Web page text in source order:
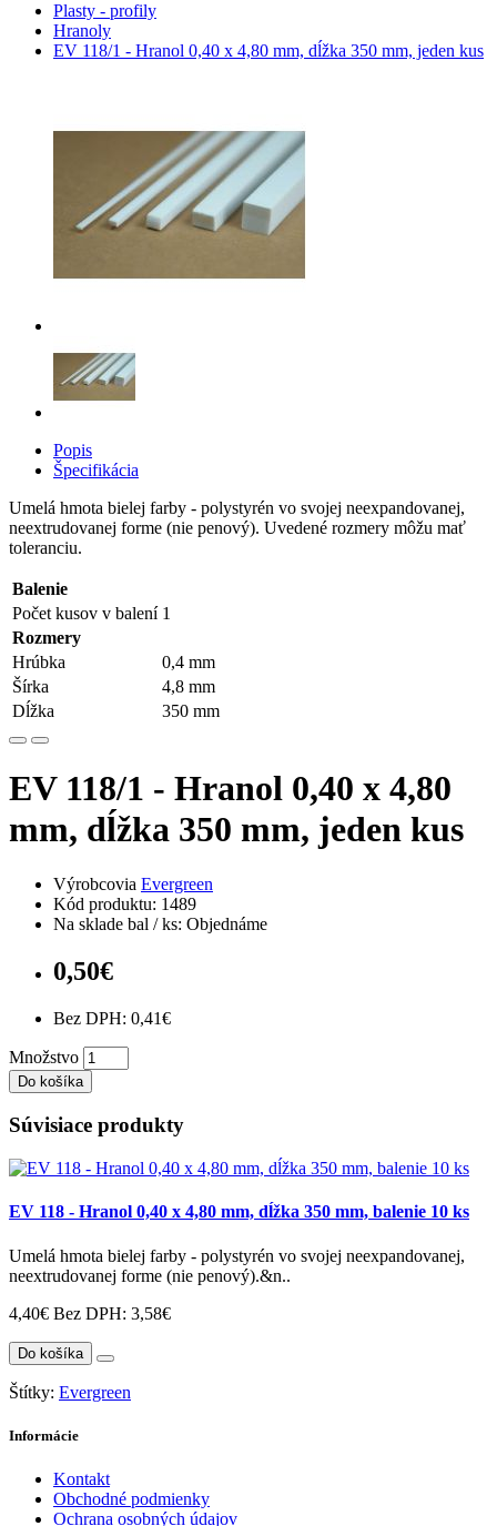
Plasty - profily
Hranoly
EV 118/1 - Hranol 0,40 x 4,80 mm, dĺžka 350 mm, jeden kus
Popis
Špecifikácia
Umelá hmota bielej farby - polystyrén vo svojej neexpandovanej,
neextrudovanej forme (nie penový). Uvedené rozmery môžu mať
toleranciu.
Balenie
Počet kusov v balení 1
Rozmery
Hrúbka
0,4 mm
Šírka
4,8 mm
Dĺžka
350 mm
EV 118/1 - Hranol 0,40 x 4,80
mm, dĺžka 350 mm, jeden kus
Výrobcovia Evergreen
Kód produktu: 1489
Na sklade bal / ks: Objednáme
0,50€
Bez DPH: 0,41€
Množstvo
Do košíka
Súvisiace produkty
EV 118 - Hranol 0,40 x 4,80 mm, dĺžka 350 mm, balenie 10 ks
Umelá hmota bielej farby - polystyrén vo svojej neexpandovanej,
neextrudovanej forme (nie penový).&n..
4,40€ Bez DPH: 3,58€
Do košíka
Štítky: Evergreen
Informácie
Kontakt
Obchodné podmienky
Ochrana osobných údajov